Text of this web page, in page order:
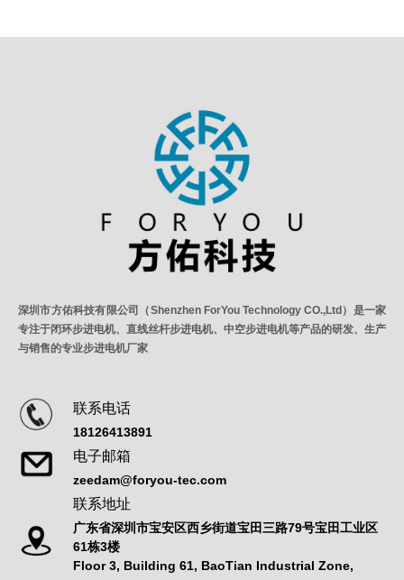
深圳市方佑科技有限公司（Shenzhen ForYou Technology CO.,Ltd）是一家
专注于闭环步进电机、直线丝杆步进电机、中空步进电机等产品的研发、生产
与销售的专业步进电机厂家
联系电话
18126413891
电子邮箱
zeedam@foryou-tec.com
联系地址
广东省深圳市宝安区西乡街道宝田三路79号宝田工业区
61栋3楼
Floor 3, Building 61, BaoTian Industrial Zone,